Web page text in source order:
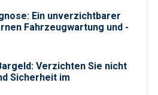
Ein unverzichtbarer
Fahrzeugwartung und -
Verzichten Sie nicht
Sicherheit im